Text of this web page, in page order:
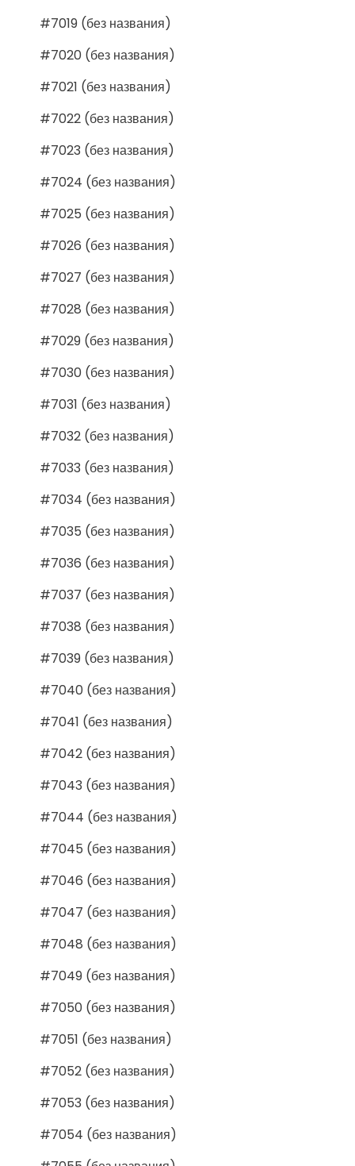
#7019 (без названия)
#7020 (без названия)
#7021 (без названия)
#7022 (без названия)
#7023 (без названия)
#7024 (без названия)
#7025 (без названия)
#7026 (без названия)
#7027 (без названия)
#7028 (без названия)
#7029 (без названия)
#7030 (без названия)
#7031 (без названия)
#7032 (без названия)
#7033 (без названия)
#7034 (без названия)
#7035 (без названия)
#7036 (без названия)
#7037 (без названия)
#7038 (без названия)
#7039 (без названия)
#7040 (без названия)
#7041 (без названия)
#7042 (без названия)
#7043 (без названия)
#7044 (без названия)
#7045 (без названия)
#7046 (без названия)
#7047 (без названия)
#7048 (без названия)
#7049 (без названия)
#7050 (без названия)
#7051 (без названия)
#7052 (без названия)
#7053 (без названия)
#7054 (без названия)